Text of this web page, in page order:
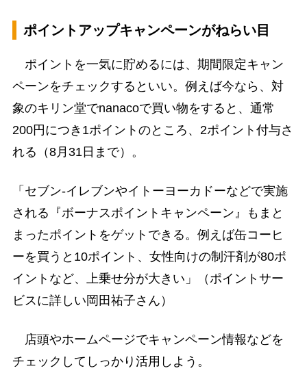
ポイントアップキャンペーンがねらい目
ポイントを一気に貯めるには、期間限定キャン
ペーンをチェックするといい。例えば今なら、対
象のキリン堂でnanacoで買い物をすると、通常
200円につき1ポイントのところ、2ポイント付与さ
れる（8月31日まで）。
「セブン-イレブンやイトーヨーカドーなどで実施
される『ボーナスポイントキャンペーン』もまと
まったポイントをゲットできる。例えば缶コーヒ
ーを買うと10ポイント、女性向けの制汗剤が80ポ
イントなど、上乗せ分が大きい」（ポイントサー
ビスに詳しい岡田祐子さん）
店頭やホームページでキャンペーン情報などを
チェックしてしっかり活用しよう。